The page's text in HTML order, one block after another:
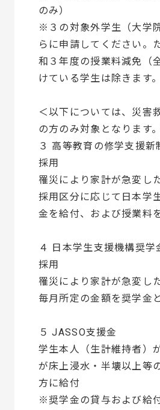
のみ）
※３の対象外学生（大学
らに申請してください。
和３年度の授業料減免（
けている学生は除きます。
＜以下については、災害
の方のみ対象となります
３ 高等教育の修学支援新
採用
罹災により家計が急変し
採用区分に応じて日本学
金を給付、および授業料
４ 日本学生支援機構奨学
採用
罹災により家計が急変し
毎月所定の金額を奨学金
５ JASSO支援金
学生本人（生計維持者）
が床上浸水・半壊以上等
方に給付
※奨学金の貸与および給